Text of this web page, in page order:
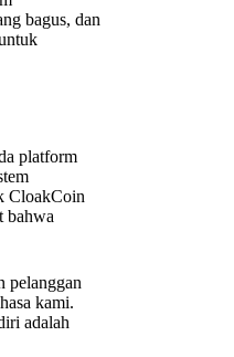
bagus, dan
platform
CloakCoin
bahwa
pelanggan
kami.
adalah